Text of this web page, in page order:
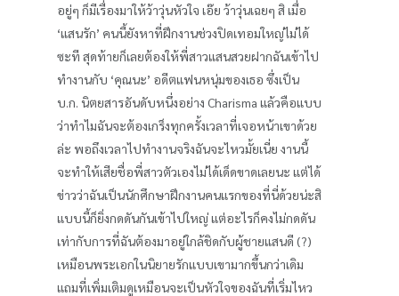
อยู่ๆ ก็มีเรื่องมาให้ว้าวุ่นหัวใจ เอ๊ย ว้าวุ่นเฉยๆ สิ เมื่อ
‘แสนรัก’ คนนี้ยังหาที่ฝึกงานช่วงปิดเทอมใหญ่ไม่ได้
ซะที สุดท้ายก็เลยต้องให้พี่สาวแสนสวยฝากฉันเข้าไป
ทำงานกับ ‘คุณนะ’ อดีตแฟนหนุ่มของเธอ ซึ่งเป็น
บ.ก. นิตยสารอันดับหนึ่งอย่าง Charisma แล้วคือแบบ
ว่าทำไมฉันจะต้องเกร็งทุกครั้งเวลาที่เจอหน้าเขาด้วย
ล่ะ พอถึงเวลาไปทำงานจริงฉันจะไหวมั้ยเนี่ย งานนี้
จะทำให้เสียชื่อพี่สาวตัวเองไม่ได้เด็ดขาดเลยนะ แต่ได้
ข่าวว่าฉันเป็นนักศึกษาฝึกงานคนแรกของที่นี่ด้วยน่ะสิ
แบบนี้ก็ยิ่งกดดันกันเข้าไปใหญ่ แต่อะไรก็คงไม่กดดัน
เท่ากับการที่ฉันต้องมาอยู่ใกล้ชิดกับผู้ชายแสนดี (?)
เหมือนพระเอกในนิยายรักแบบเขามากขึ้นกว่าเดิม
แถมที่เพิ่มเติมดูเหมือนจะเป็นหัวใจของฉันที่เริ่มไหว